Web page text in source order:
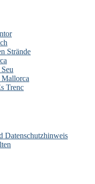
Strände
Trenc
Datenschutzhinweis